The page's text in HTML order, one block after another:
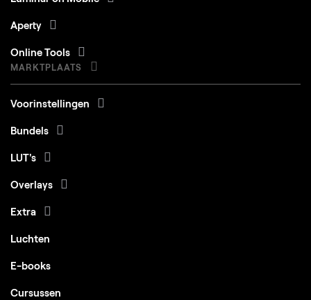
Aperty
Online Tools
MARKTPLAATS
Voorinstellingen
Bundels
LUT's
Overlays
Extra
Luchten
E-books
Cursussen